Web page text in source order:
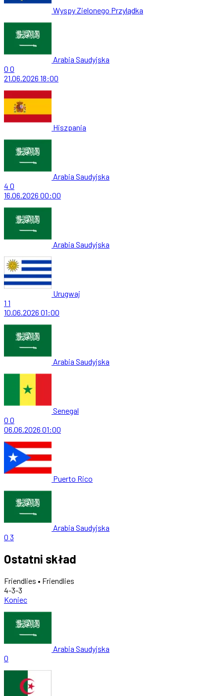
Wyspy Zielonego Przylądka
Arabia Saudyjska
0 0
21.06.2026 18:00
Hiszpania
Arabia Saudyjska
4 0
16.06.2026 00:00
Arabia Saudyjska
Urugwaj
1 1
10.06.2026 01:00
Arabia Saudyjska
Senegal
0 0
06.06.2026 01:00
Puerto Rico
Arabia Saudyjska
0 3
Ostatni skład
Friendlies • Friendlies
4-3-3
Koniec
Arabia Saudyjska
0